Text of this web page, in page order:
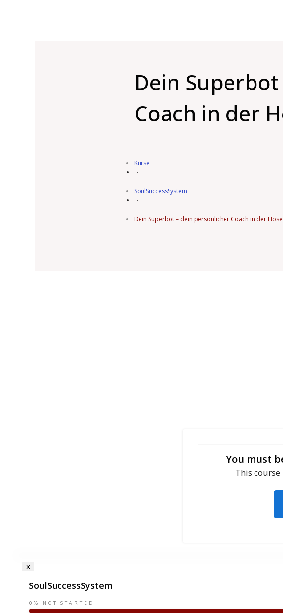
Dein
Coach in der
Kurse
SoulSuccessSystem
Dein Superbot – dein persönlicher Coach in der
You must
This
SoulSuccessSystem
0% NOT STARTED